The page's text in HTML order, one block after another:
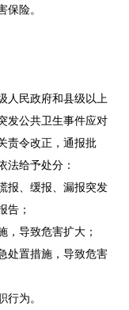
保险。
人民政府和县级以上
发公共卫生事件应对
责令改正，通报批
法给予处分：
报、缓报、漏报突发
告；
，导致危害扩大；
处置措施，导致危害
行为。